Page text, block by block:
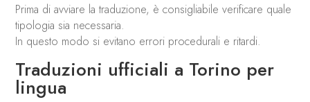
Prima di avviare la traduzione, è consigliabile verificare quale
tipologia sia necessaria.
In questo modo si evitano errori procedurali e ritardi.
Traduzioni ufficiali a Torino per
lingua